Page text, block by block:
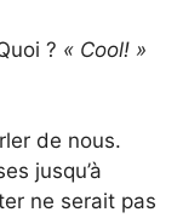
? « Cool! »
de nous.
jusqu’à
ne serait pas